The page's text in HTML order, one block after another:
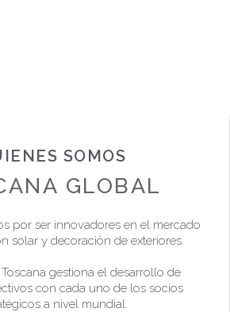
SOMOS
GLOBAL
por ser innovadores en el mercado
solar y decoración de exteriores.
gestiona el desarrollo de
con cada uno de los socios
a nivel mundial.